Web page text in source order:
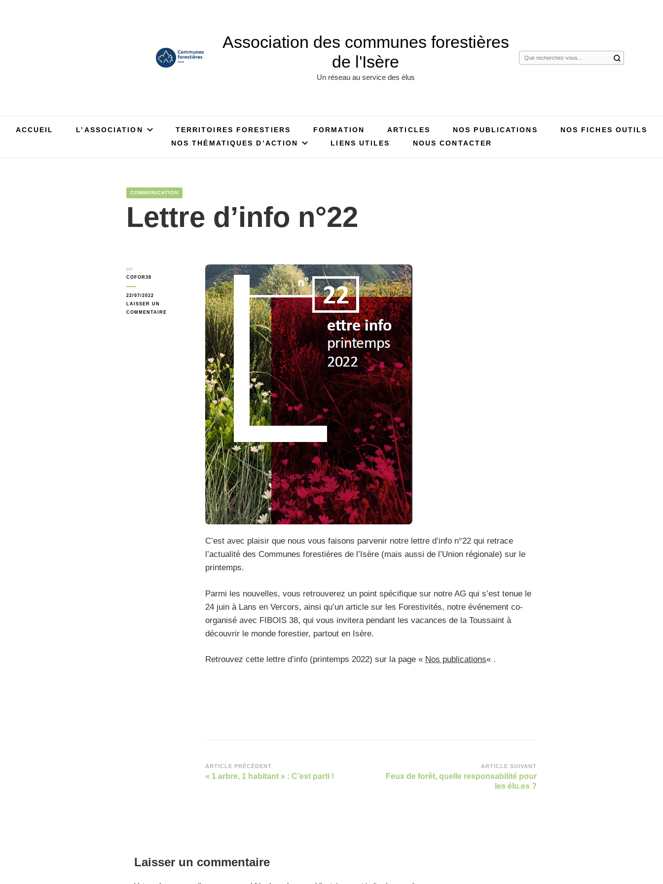
Association des communes forestières
de l'Isère
Un réseau au service des élus
Vous
ACCUEIL L’ASSOCIATION TERRITOIRES FORESTIERS FORMATION ARTICLES NOS PUBLICATIONS
NOS FICHES OUTILS
NOS THÉMATIQUES D’ACTION
LIENS UTILES NOUS CONTACTER
COMMUNICATION
Lettre d’info n°22
par
COFOR38
22/07/2022
LAISSER UN
COMMENTAIRE
C’est avec plaisir que nous vous faisons parvenir notre lettre d’info n°22 qui retrace
l’actualité des Communes forestières de l’Isère (mais aussi de l’Union régionale) sur le
printemps.
Parmi les nouvelles, vous retrouverez un point spécifique sur notre AG qui s’est tenue le
24 juin à Lans en Vercors, ainsi qu’un article sur les Forestivités, notre événement co-
organisé avec FIBOIS 38, qui vous invitera pendant les vacances de la Toussaint à
découvrir le monde forestier, partout en Isère.
Retrouvez cette lettre d’info (printemps 2022) sur la page « Nos publications« .
Navigation
d’article
ARTICLE PRÉCÉDENT
« 1 arbre, 1 habitant » : C’est parti !
ARTICLE SUIVANT
Feux de forêt, quelle responsabilité pour
les élu.es ?
Laisser un commentaire